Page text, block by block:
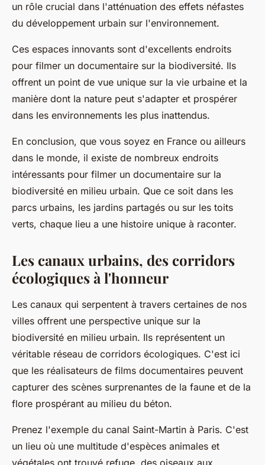
un rôle crucial dans l'atténuation des effets néfastes
du développement urbain sur l'environnement.
Ces espaces innovants sont d'excellents endroits
pour filmer un documentaire sur la biodiversité. Ils
offrent un point de vue unique sur la vie urbaine et la
manière dont la nature peut s'adapter et prospérer
dans les environnements les plus inattendus.
En conclusion, que vous soyez en France ou ailleurs
dans le monde, il existe de nombreux endroits
intéressants pour filmer un documentaire sur la
biodiversité en milieu urbain. Que ce soit dans les
parcs urbains, les jardins partagés ou sur les toits
verts, chaque lieu a une histoire unique à raconter.
Les canaux urbains, des corridors
écologiques à l'honneur
Les canaux qui serpentent à travers certaines de nos
villes offrent une perspective unique sur la
biodiversité en milieu urbain. Ils représentent un
véritable réseau de corridors écologiques. C'est ici
que les réalisateurs de films documentaires peuvent
capturer des scènes surprenantes de la faune et de la
flore prospérant au milieu du béton.
Prenez l'exemple du canal Saint-Martin à Paris. C'est
un lieu où une multitude d'espèces animales et
végétales ont trouvé refuge, des oiseaux aux